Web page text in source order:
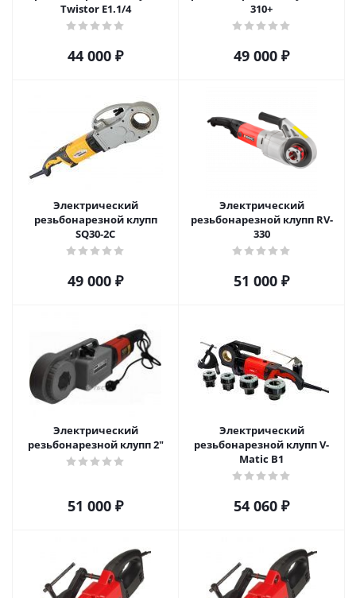
Twistor E1.1/4
44 000 ₽
310+
49 000 ₽
Электрический
резьбонарезной клупп
SQ30-2С
49 000 ₽
Электрический
резьбонарезной клупп RV-
330
51 000 ₽
Электрический
резьбонарезной клупп 2"
51 000 ₽
Электрический
резьбонарезной клупп V-
Matic B1
54 060 ₽